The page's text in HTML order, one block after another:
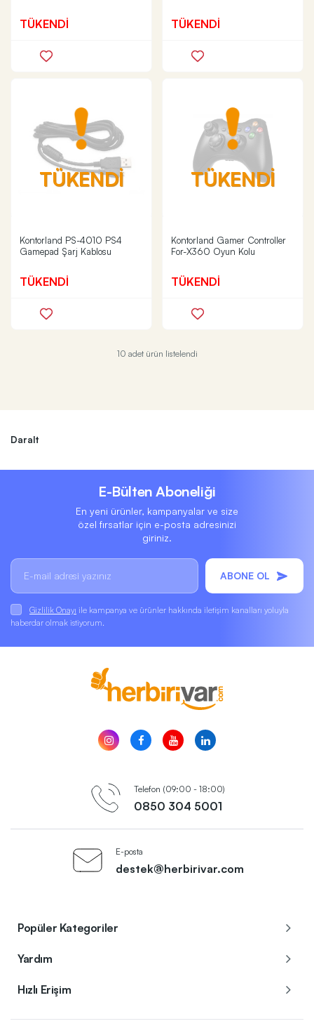
TÜKENDİ TÜKENDİ
TÜKENDİ
Kontorland PS-4010 PS4
Gamepad Şarj Kablosu
TÜKENDİ
TÜKENDİ
Kontorland Gamer Controller
For-X360 Oyun Kolu
TÜKENDİ
10 adet ürün listelendi
Daralt
E-Bülten Aboneliği
En yeni ürünler, kampanyalar ve size
özel fırsatlar için e-posta adresinizi
giriniz.
ABONE OL
Gizlilik Onayı ile kampanya ve ürünler hakkında iletişim kanalları yoluyla
haberdar olmak istiyorum.
Telefon (09:00 - 18:00)
0850 304 5001
E-posta
destek@herbirivar.com
Popüler Kategoriler
Yardım
Hızlı Erişim